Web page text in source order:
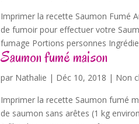
Imprimer la recette Saumon Fumé
de fumoir pour effectuer votre
fumage Portions personnes
Saumon fumé maison
par Nathalie | Déc 10, 2018 | Non
Imprimer la recette Saumon fumé
de saumon sans arêtes (1 kg